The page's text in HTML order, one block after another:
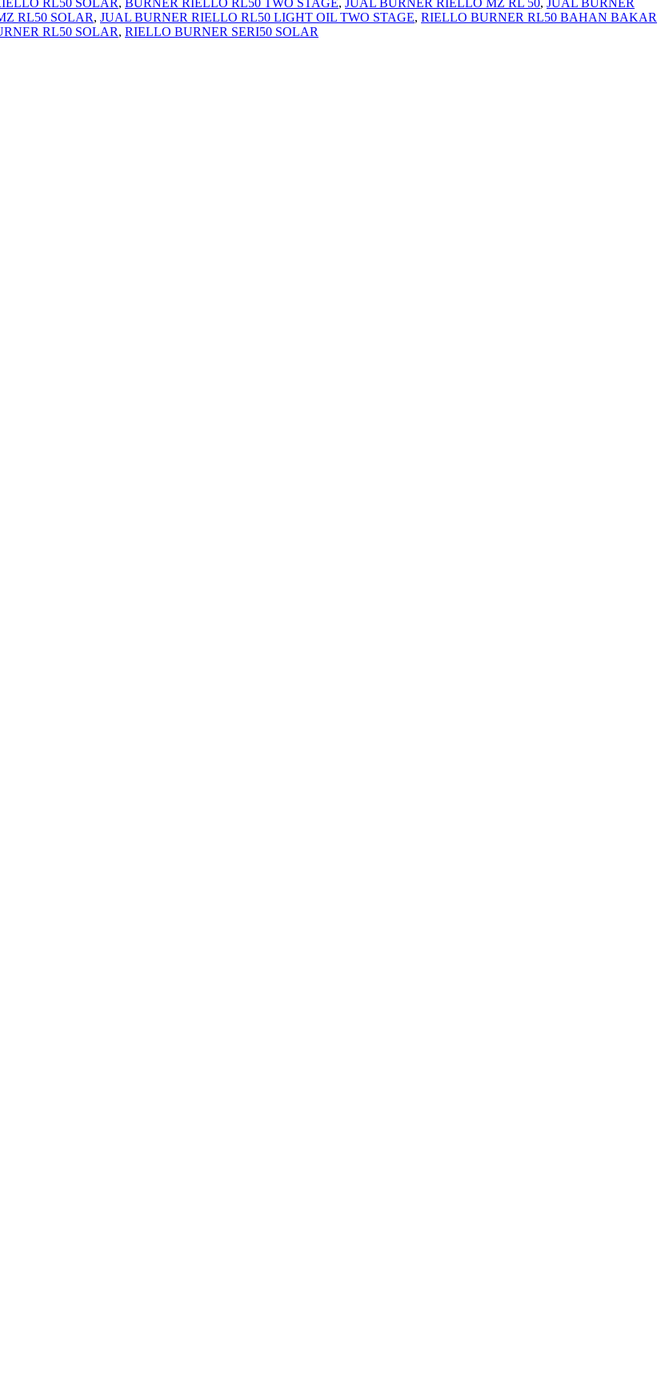
RL50 SOLAR, BURNER RIELLO RL50 TWO STAGE, JUAL BURNER RIELLO MZ RL 50, JUAL BURNER
RL50 SOLAR, JUAL BURNER RIELLO RL50 LIGHT OIL TWO STAGE, RIELLO BURNER RL50 BAHAN BAKAR
RL50 SOLAR, RIELLO BURNER SERI50 SOLAR